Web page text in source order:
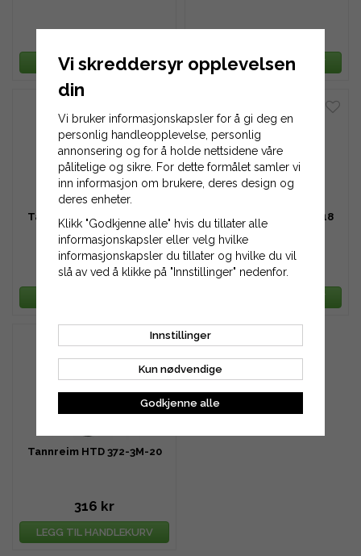
LEGG TIL HANDLEKURV LEGG TIL HANDLEKURV
Tannreim HTD 372-3M-16
252 kr
Tannreim HTD 372-3M-18
285 kr
LEGG TIL HANDLEKURV
Tannreim HTD 372-3M-20
316 kr
LEGG TIL HANDLEKURV
Vi skreddersyr opplevelsen
din
Vi bruker informasjonskapsler for å gi deg en
personlig handleopplevelse, personlig
annonsering og for å holde nettsidene våre
pålitelige og sikre. For dette formålet samler vi
inn informasjon om brukere, deres design og
deres enheter.
Klikk "Godkjenne alle" hvis du tillater alle
informasjonskapsler eller velg hvilke
informasjonskapsler du tillater og hvilke du vil
slå av ved å klikke på "Innstillinger" nedenfor.
Innstillinger
Kun nødvendige
Godkjenne alle